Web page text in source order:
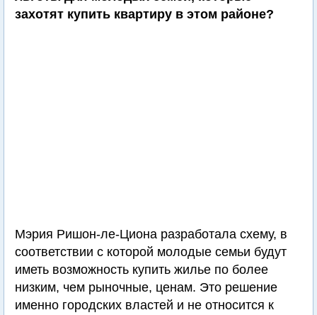
захотят купить квартиру в этом районе?
Мэрия Ришон-ле-Циона разработала схему, в
соответствии с которой молодые семьи будут
иметь возможность купить жилье по более
низким, чем рыночные, ценам. Это решение
именно городских властей и не относится к